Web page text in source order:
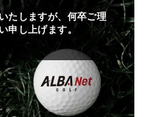
たしますが、何卒ご理
申し上げます。